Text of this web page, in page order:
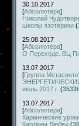
30.10.2017
[Абсолютера]
Николай
школы эзотерики (
25.08.2017
[Абсолютера]
О Переходе. ВЦ
13.07.2017
[Группа
июль 2017 г. (
13.07.2017
[Абсолютера]
Кармические
Картины Любви (